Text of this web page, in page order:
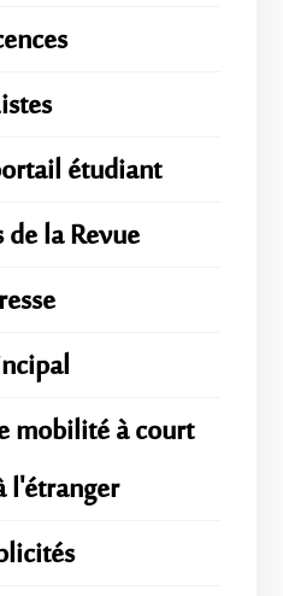
étudiant
la Revue
mobilité à court
l'étranger